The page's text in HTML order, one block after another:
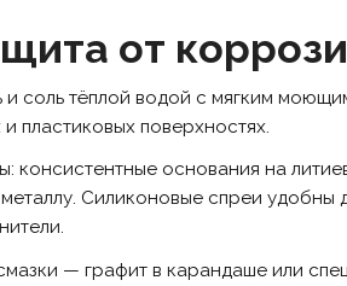
от
соль тёплой водой с мягким
пластиковых поверхностях.
консистентные основания на
Силиконовые спреи удобны
— графит в карандаше или